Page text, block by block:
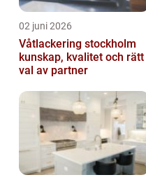
02 juni 2026
Våtlackering stockholm
kunskap, kvalitet och rätt
val av partner